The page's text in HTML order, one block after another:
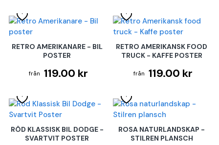
RETRO AMERIKANARE - BIL
POSTER
119.00 kr
RETRO AMERIKANSK FOOD
TRUCK - KAFFE POSTER
119.00 kr
RÖD KLASSISK BIL DODGE -
SVARTVIT POSTER
ROSA NATURLANDSKAP -
STILREN PLANSCH